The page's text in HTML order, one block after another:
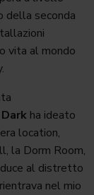
della seconda
vita al mondo
ha ideato
location,
la Dorm Room,
al distretto
nel mio